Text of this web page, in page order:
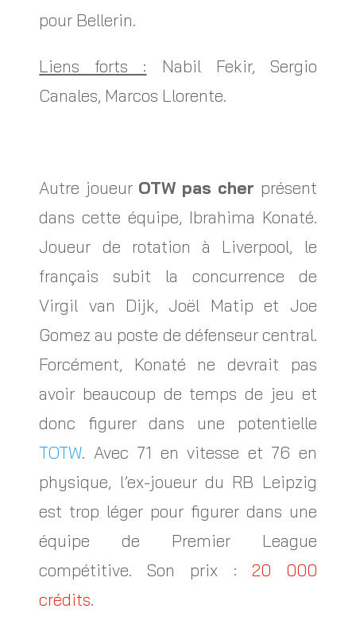
pour Bellerin.
Liens forts : Nabil Fekir, Sergio
Canales, Marcos Llorente.
Autre joueur OTW pas cher présent
dans cette équipe, Ibrahima Konaté.
Joueur de rotation à Liverpool, le
français subit la concurrence de
Virgil van Dijk, Joël Matip et Joe
Gomez au poste de défenseur central.
Forcément, Konaté ne devrait pas
avoir beaucoup de temps de jeu et
donc figurer dans une potentielle
TOTW. Avec 71 en vitesse et 76 en
physique, l’ex-joueur du RB Leipzig
est trop léger pour figurer dans une
équipe de Premier League
compétitive. Son prix : 20 000
crédits.